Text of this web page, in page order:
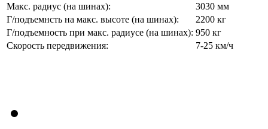
Макс. радиус (на шинах):
3030 мм
Г/подъемнсть на макс. высоте (на шинах):
2200 кг
Г/подъемность при макс. радиусе (на шинах): 950 кг
Скорость передвижения:
7-25 км/ч